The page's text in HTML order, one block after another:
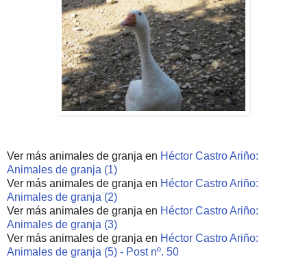
Ver más animales de granja en Héctor Castro Ariño:
Animales de granja (1)
Ver más animales de granja en Héctor Castro Ariño:
Animales de granja (2)
Ver más animales de granja en Héctor Castro Ariño:
Animales de granja (3)
Ver más animales de granja en Héctor Castro Ariño:
Animales de granja (5) - Post nº. 50